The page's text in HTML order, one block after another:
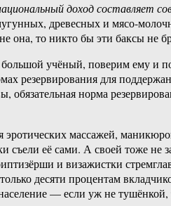
доход составляет
древесных и мясо-
она, то никто бы эти баксы не
учёный, поверим ему и
резервирования для
норма
эротических массажей,
съели её сами. А своей тоже
и визажистки
десяти процентам
— если уж не